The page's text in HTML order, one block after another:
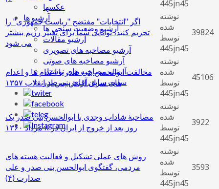
عکسها
آرشیو ها
آرشیو وضعیت سنجی ها
آرشیو مقالات
آرشیو مصاخبه های تصویری
آرشیو مصاخبه های صوتی
آرشیو مصاخبه های نوشتار
سایت سابق آقای بنی صدر
445jn45
اگر "انتخابات" مفتضح "ریاست جمهوری" را
تحریم کنید، توانایی شما برای تغییر رژیم بیشتر
می شود
نوشته
شده
توسط
445jn45
39824
مخالفت ابوالحسن بنی صدر با اعدام ها و اعدام
های سران ارتش پس از انقلاب ۱۳۵۷
نوشته
شده
توسط
445jn45
45106
مصاحبۀ شاداب وجدی با ابوالحسن بنی صدر یک
روز بعد از خروج از ایران در ۸ مرداد ۱۳۶٠
نوشته
شده
توسط
445jn45
3922
روش های عملی تشکیل و فعالیت هسته ‌های
مردمی، گفتگوی ابوالحسن بنی صدر و علی
صدارت (۴)
نوشته
شده
توسط
445jn45
3593